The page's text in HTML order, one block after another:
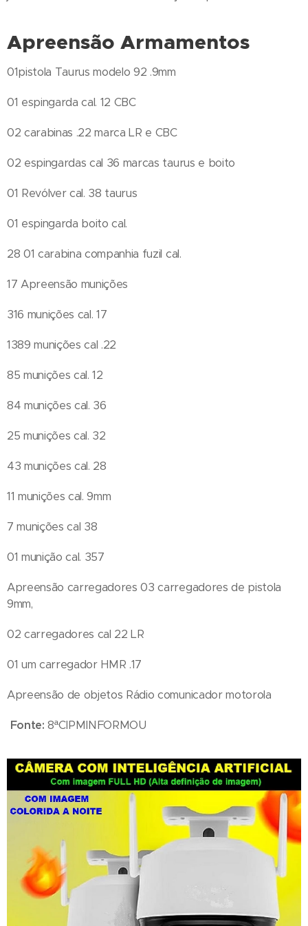
Apreensão Armamentos
01pistola Taurus modelo 92 .9mm
01 espingarda cal. 12 CBC
02 carabinas .22 marca LR e CBC
02 espingardas cal 36 marcas taurus e boito
01 Revólver cal. 38 taurus
01 espingarda boito cal.
28 01 carabina companhia fuzil cal.
17 Apreensão munições
316 munições cal. 17
1389 munições cal .22
85 munições cal. 12
84 munições cal. 36
25 munições cal. 32
43 munições cal. 28
11 munições cal. 9mm
7 munições cal 38
01 munição cal. 357
Apreensão carregadores 03 carregadores de pistola
9mm,
02 carregadores cal 22 LR
01 um carregador HMR .17
Apreensão de objetos Rádio comunicador motorola
Fonte: 8ªCIPMINFORMOU